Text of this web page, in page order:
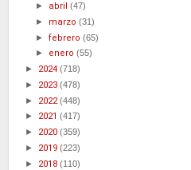
► abril(47)
► marzo(31)
►febrero(65)
► enero(55)
► 2024 (718)
► 2023 (478)
► 2022(448)
► 2021 (417)
► 2020 (359)
► 2019 (223)
► 2018 (110)